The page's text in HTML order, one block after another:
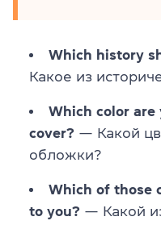
Which history
Какое из
Which color are
cover? — Какой
обложки?
Which of those
to you? — Какой